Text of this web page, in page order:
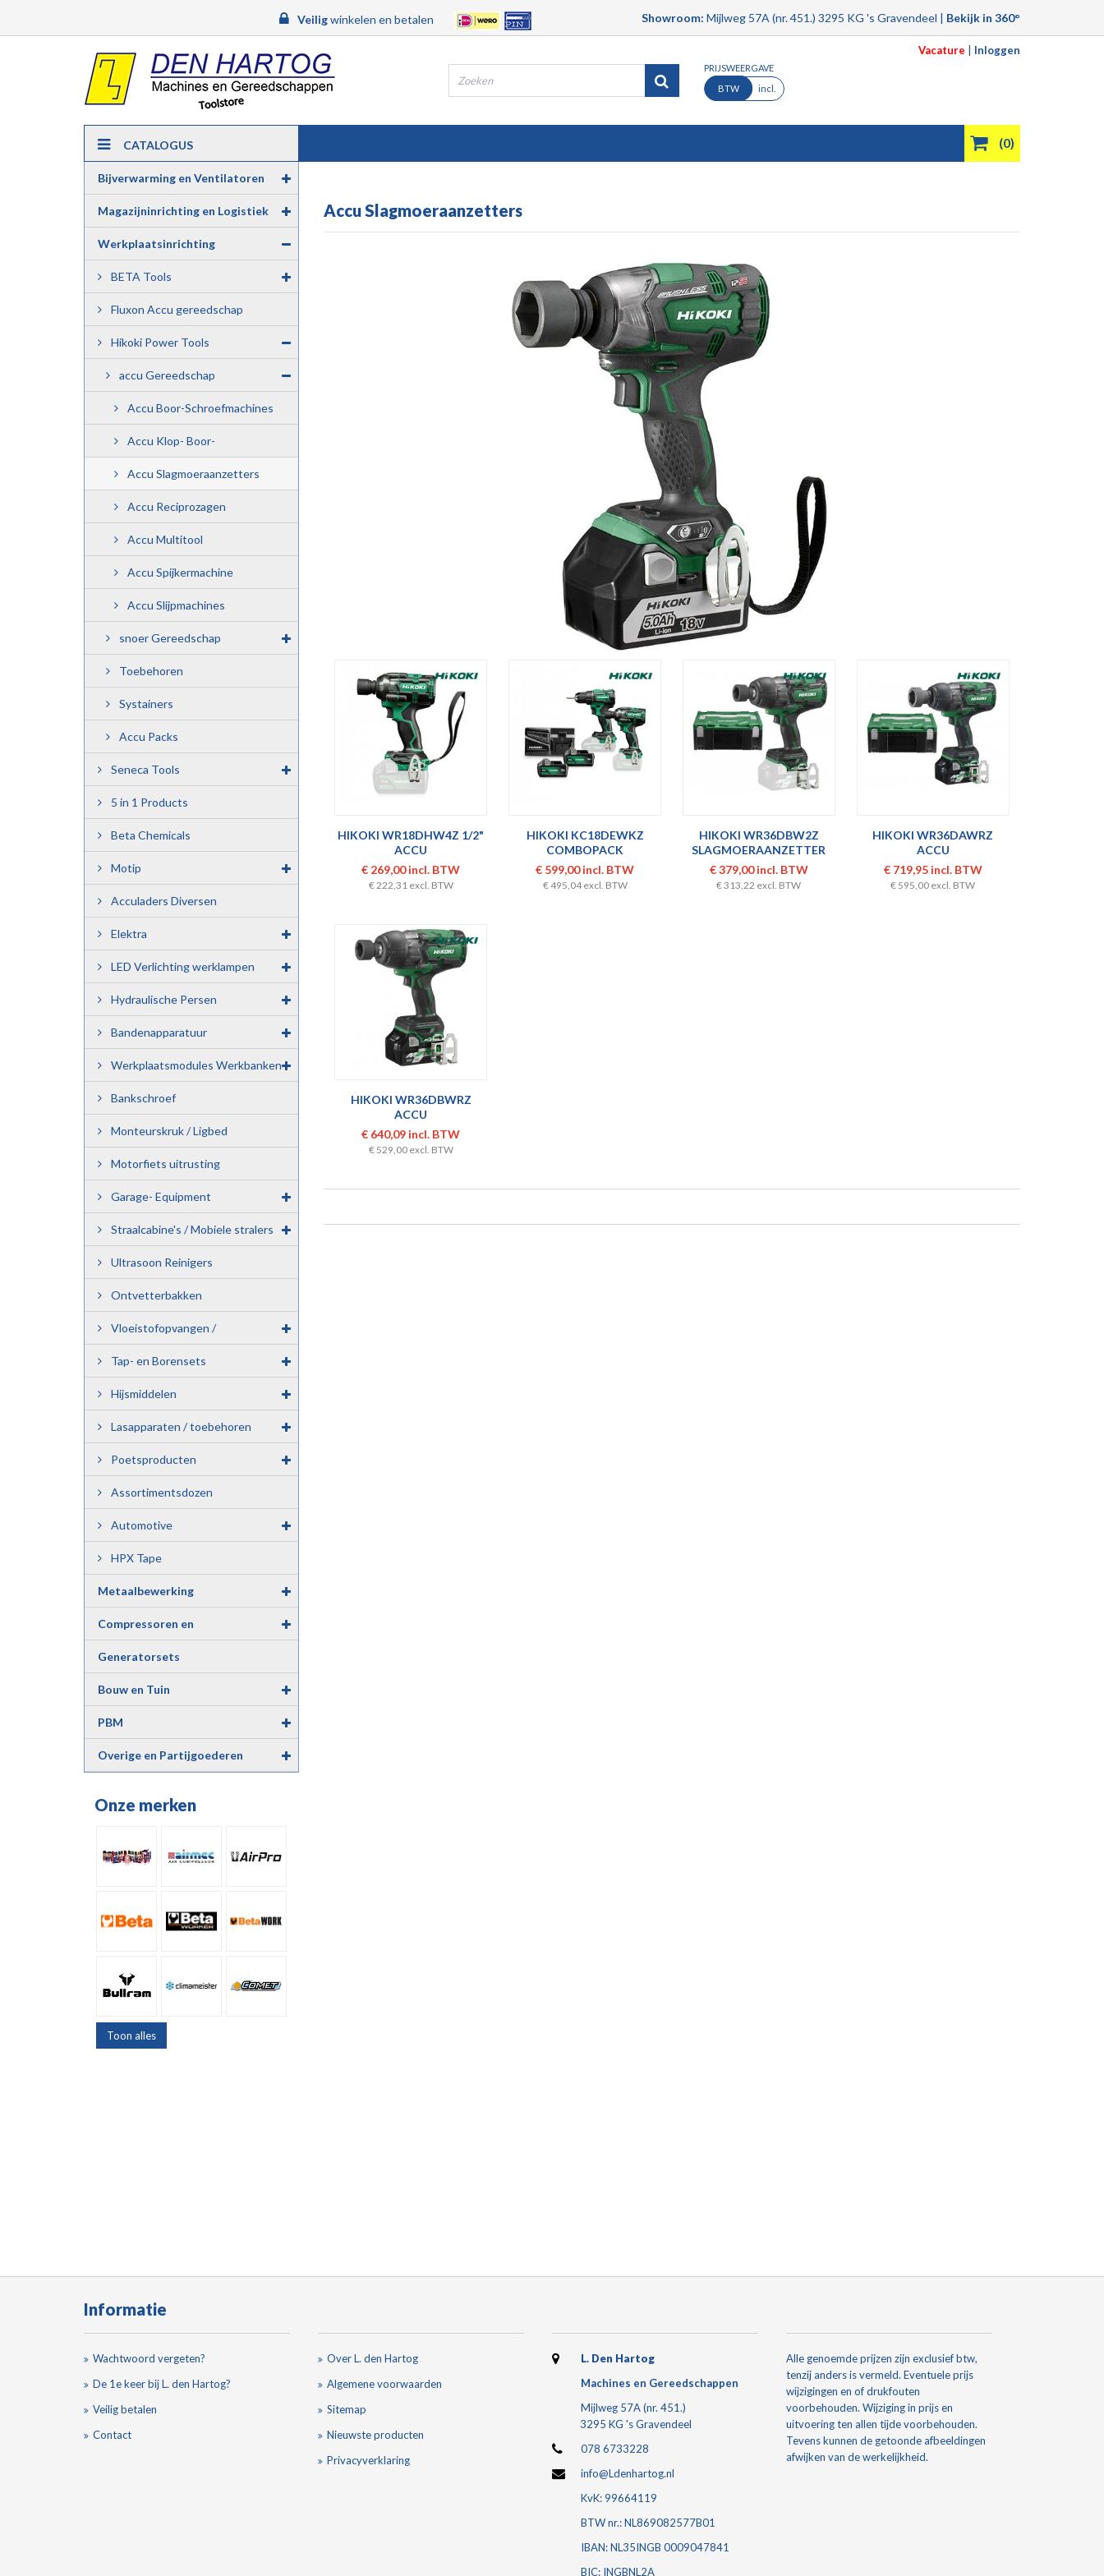
Veiligwinkelen en betalen Showroom: Mijlweg 57A (nr. 451.) 3295 KG 's Gravendeel | Bekijk in 360°
PRIJSWEERGAVE
BTW
incl.
Vacature Inloggen
(0)
CATALOGUS
Bijverwarming en Ventilatoren
Magazijninrichting en Logistiek
Werkplaatsinrichting
BETA Tools
Fluxon Accu gereedschap
Hikoki Power Tools
accu Gereedschap
Accu Boor-Schroefmachines
Accu Klop- Boor-
Schroefmachine
Accu Slagmoeraanzetters
Accu Reciprozagen
Accu Multitool
Accu Spijkermachine
Accu Slijpmachines
snoer Gereedschap
Toebehoren
Systainers
Accu Packs
Seneca Tools
5 in 1 Products
Beta Chemicals
Motip
Acculaders Diversen
Elektra
LED Verlichting werklampen
Hydraulische Persen
Bandenapparatuur
Werkplaatsmodules Werkbanken
Bankschroef
Monteurskruk / Ligbed
Motorfiets uitrusting
Garage- Equipment
Straalcabine's / Mobiele stralers
Ultrasoon Reinigers
Ontvetterbakken
Vloeistofopvangen /
Milieubakken.
Tap- en Borensets
Hijsmiddelen
Lasapparaten / toebehoren
Poetsproducten
Assortimentsdozen
Automotive
HPX Tape
Metaalbewerking
Compressoren en
Luchtgereedschap
Generatorsets
Bouw en Tuin
PBM
Overige en Partijgoederen
Onze merken
Toon alles
Accu Slagmoeraanzetters
HIKOKI WR18DHW4Z 1/2"
ACCU
SLAGMOERAANZETTER
€ 269,00 incl. BTW
€ 222,31 excl. BTW
HIKOKI KC18DEWKZ
COMBOPACK
€ 599,00 incl. BTW
€ 495,04 excl. BTW
HIKOKI WR36DBW2Z
SLAGMOERAANZETTER
1/2"
€ 379,00 incl. BTW
€ 313,22 excl. BTW
HIKOKI WR36DAWRZ
ACCU
SLAGMOERAANZETTER
3/4"
€ 719,95 incl. BTW
€ 595,00 excl. BTW
HIKOKI WR36DBWRZ
ACCU
SLAGMOERAANZETTER
1/2"
€ 640,09 incl. BTW
€ 529,00 excl. BTW
Informatie
Wachtwoord vergeten?
De 1e keer bij L. den Hartog?
Veilig betalen
Contact
Over L. den Hartog
Algemene voorwaarden
Sitemap
Nieuwste producten
Privacyverklaring
L. Den Hartog
Machines en Gereedschappen
Mijlweg 57A (nr. 451.)
3295 KG 's Gravendeel
078 6733228
info@Ldenhartog.nl
KvK: 99664119
BTW nr.: NL869082577B01
IBAN: NL35INGB 0009047841
BIC: INGBNL2A
Alle genoemde prijzen zijn exclusief btw,
tenzij anders is vermeld. Eventuele prijs
wijzigingen en of drukfouten
voorbehouden. Wijziging in prijs en
uitvoering ten allen tijde voorbehouden.
Tevens kunnen de getoonde afbeeldingen
afwijken van de werkelijkheid.